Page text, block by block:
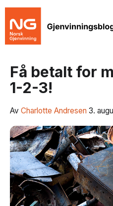
Få betalt for
1-2-3!
Av Charlotte Andresen 3.